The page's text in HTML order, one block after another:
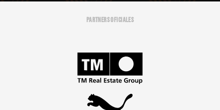
PARTNERS OFICIALES